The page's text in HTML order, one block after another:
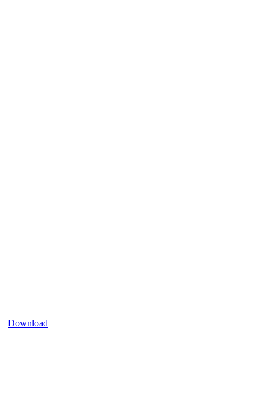
Download